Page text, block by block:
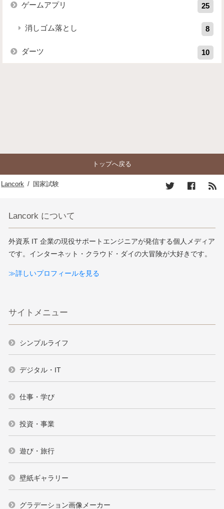
ゲームアプリ 25
消しゴム落とし 8
ダーツ 10
トップへ戻る
Lancork / 国家試験
Lancork について
外資系 IT 企業の現役サポートエンジニアが発信する個人メディア
です。インターネット・クラウド・ダイの大冒険が大好きです。
≫詳しいプロフィールを見る
サイトメニュー
シンプルライフ
デジタル・IT
仕事・学び
投資・事業
遊び・旅行
壁紙ギャラリー
グラデーション画像メーカー